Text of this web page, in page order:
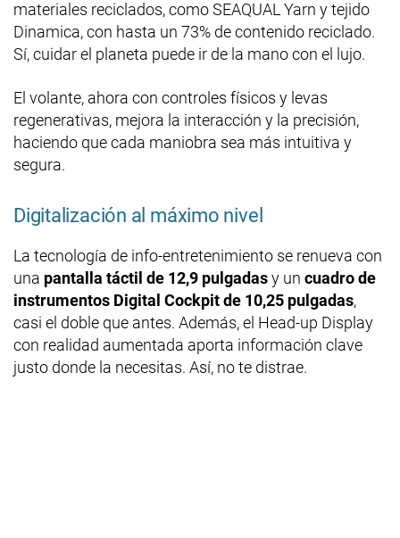
materiales reciclados, como SEAQUAL Yarn y tejido
Dinamica, con hasta un 73% de contenido reciclado.
Sí, cuidar el planeta puede ir de la mano con el lujo.
El volante, ahora con controles físicos y levas
regenerativas, mejora la interacción y la precisión,
haciendo que cada maniobra sea más intuitiva y
segura.
Digitalización al máximo nivel
La tecnología de info-entretenimiento se renueva con
una pantalla táctil de 12,9 pulgadasy un cuadro de
instrumentos Digital Cockpit de 10,25 pulgadas,
casi el doble que antes. Además, el Head-up Display
con realidad aumentada aporta información clave
justo donde la necesitas. Así, no te distrae.